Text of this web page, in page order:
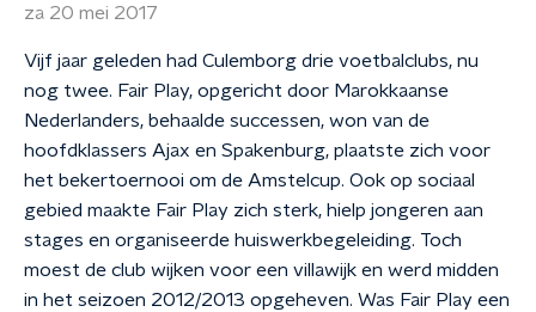
za 20 mei 2017
Vijf jaar geleden had Culemborg drie voetbalclubs, nu
nog twee. Fair Play, opgericht door Marokkaanse
Nederlanders, behaalde successen, won van de
hoofdklassers Ajax en Spakenburg, plaatste zich voor
het bekertoernooi om de Amstelcup. Ook op sociaal
gebied maakte Fair Play zich sterk, hielp jongeren aan
stages en organiseerde huiswerkbegeleiding. Toch
moest de club wijken voor een villawijk en werd midden
in het seizoen 2012/2013 opgeheven. Was Fair Play een